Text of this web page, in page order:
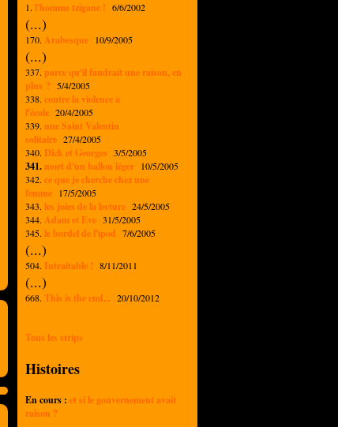
1. l'homme tzigane ! 6/6/2002
(...)
170. Arabesque 10/9/2005
(...)
337. parce qu'il faudrait une raison, en
plus ? 5/4/2005
338. contre la violence à
l'école 20/4/2005
339. une Saint Valentin
solitaire 27/4/2005
340. Dick et Georges 3/5/2005
341.mort d'un ballon léger
10/5/2005
342. ce que je cherche chez une
femme 17/5/2005
343. les joies de la lecture 24/5/2005
344. Adam et Eve 31/5/2005
345. le bordel de l'ipod 7/6/2005
(...)
504. Intraitable ! 8/11/2011
(...)
668. This is the end... 20/10/2012
Tous les strips
Histoires
En cours : et si le gouvernement avait
raison ?